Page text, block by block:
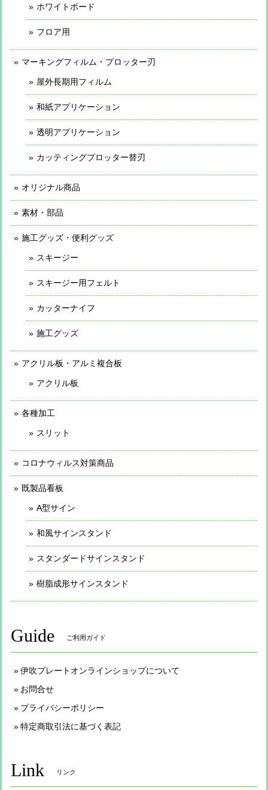
ホワイトボード
フロア用
マーキングフィルム・プロッター刃
屋外長期用フィルム
和紙アプリケーション
透明アプリケーション
カッティングプロッター替刃
オリジナル商品
素材・部品
施工グッズ・便利グッズ
スキージー
スキージー用フェルト
カッターナイフ
施工グッズ
アクリル板・アルミ複合板
アクリル板
各種加工
スリット
コロナウィルス対策商品
既製品看板
A型サイン
和風サインスタンド
スタンダードサインスタンド
樹脂成形サインスタンド
Guide ご利用ガイド
伊吹プレートオンラインショップについて
お問合せ
プライバシーポリシー
特定商取引法に基づく表記
Link リンク